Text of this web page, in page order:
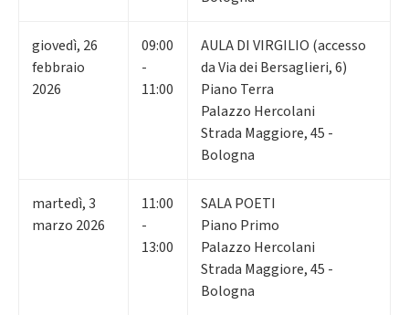
giovedì, 26
febbraio
2026
09:00
-
11:00
AULA DI VIRGILIO (accesso
da Via dei Bersaglieri, 6)
Piano Terra
Palazzo Hercolani
Strada Maggiore, 45 -
Bologna
martedì,3
marzo 2026
11:00
-
13:00
SALA POETI
Piano Primo
Palazzo Hercolani
Strada Maggiore, 45 -
Bologna